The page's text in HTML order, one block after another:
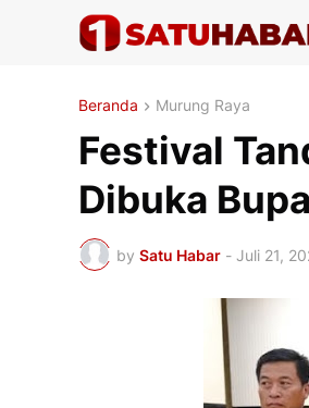
Beranda Murung Raya
Festival
Dibuka
by Satu Habar - Juli 21,